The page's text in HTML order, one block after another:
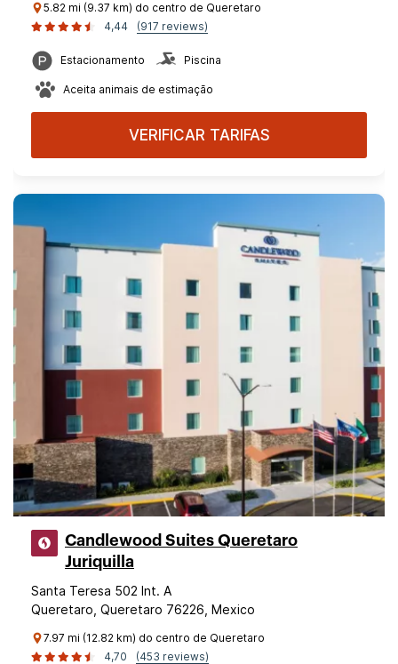
5.82 mi (9.37 km) do centro de Queretaro
4,44
(917 reviews)
Estacionamento Piscina
Aceita animais de estimação
VERIFICAR TARIFAS
Candlewood Suites Queretaro
Juriquilla
Santa Teresa 502 Int. A
Queretaro, Queretaro 76226, Mexico
7.97 mi (12.82 km) do centro de Queretaro
4,70
(453 reviews)